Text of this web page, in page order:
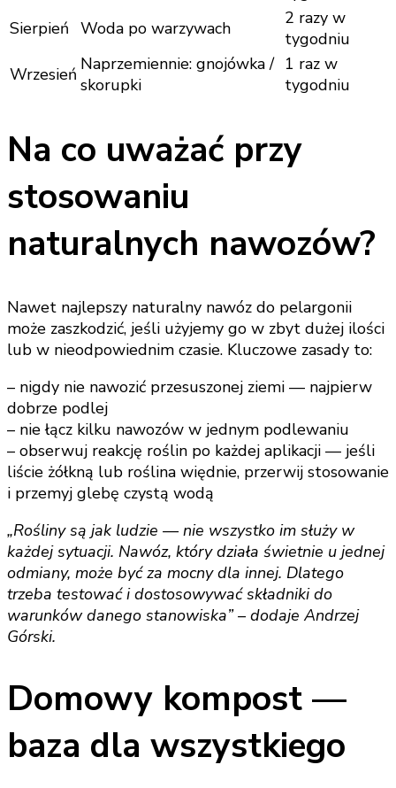
Sierpień Woda po warzywach
2 razy w
tygodniu
Wrzesień Naprzemiennie: gnojówka /
skorupki
1 raz w
tygodniu
Na co uważać przy
stosowaniu
naturalnych nawozów?
Nawet najlepszy naturalny nawóz do pelargonii
może zaszkodzić, jeśli użyjemy go w zbyt dużej ilości
lub w nieodpowiednim czasie. Kluczowe zasady to:
– nigdy nie nawozić przesuszonej ziemi — najpierw
dobrze podlej
– nie łącz kilku nawozów w jednym podlewaniu
– obserwuj reakcję roślin po każdej aplikacji — jeśli
liście żółkną lub roślina więdnie, przerwij stosowanie
i przemyj glebę czystą wodą
„Rośliny są jak ludzie — nie wszystko im służy w
każdej sytuacji. Nawóz, który działa świetnie u jednej
odmiany, może być za mocny dla innej. Dlatego
trzeba testować i dostosowywać składniki do
warunków danego stanowiska” – dodaje Andrzej
Górski.
Domowy kompost —
baza dla wszystkiego